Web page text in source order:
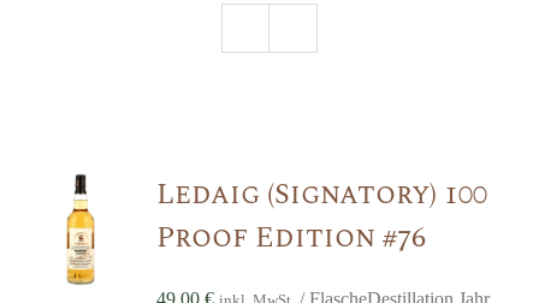
Ledaig (Signatory) 100
Proof Edition #76